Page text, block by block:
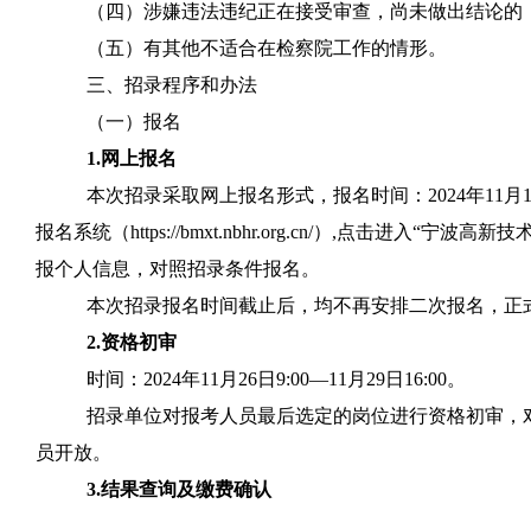
（四）涉嫌违法违纪正在接受审查，尚未做出结论的
（五）有其他不适合在检察院工作的情形。
三、招录程序和办法
（一）报名
1.网上报名
本次招录采取网上报名形式，报名时间： 2024年11 月
报名系统 （https://bmxt.nbhr.org.cn/） ,点击进入“宁波高新技
报个人信息， 对照招录条件报名 。
本次招录报名时间截止后，均不再安排二次报名，
2.资格初审
时间： 2024年11 月 26日 9:00—11 月 29日 16:00。
招录单位对报考人员最后选定的岗位进行资格初审，
员开放。
3.结果查询及缴费确认